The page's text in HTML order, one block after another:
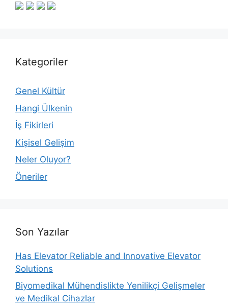
Kategoriler
Genel Kültür
Hangi Ülkenin
İş Fikirleri
Kişisel Gelişim
Neler Oluyor?
Öneriler
Son Yazılar
Has Elevator Reliable and Innovative Elevator
Solutions
Biyomedikal Mühendislikte Yenilikçi Gelişmeler
ve Medikal Cihazlar